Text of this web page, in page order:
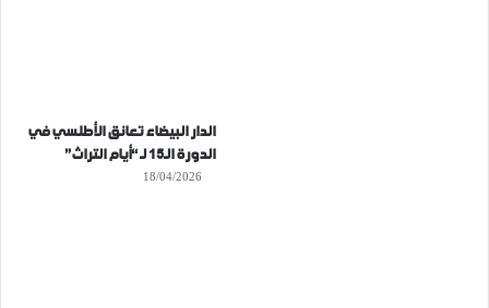
الدار البيضاء تعانق الأطلسي في
الدورة الـ15 لـ “أيام التراث”
18/04/2026